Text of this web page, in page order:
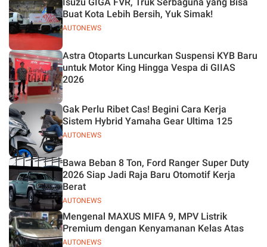
AUTONEWS
Buat Kota Lebih Bersih, Yuk Simak!
Astra Otoparts Luncurkan Suspensi KYB Baru
untuk Motor King Hingga Vespa di GIIAS
2026
AUTONEWS
Gak Perlu Ribet Cas! Begini Cara Kerja
Sistem Hybrid Yamaha Gear Ultima 125
AUTONEWS
Bawa Beban 8 Ton, Ford Ranger Super Duty
2026 Siap Jadi Raja Baru Otomotif Kerja
Berat
AUTONEWS
Mengenal MAXUS MIFA 9, MPV Listrik
Premium dengan Kenyamanan Kelas Atas